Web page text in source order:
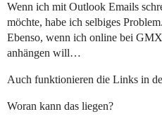
Wenn ich mit Outlook Emails
möchte, habe ich selbiges Problem.
Ebenso, wenn ich online bei
anhängen will…
Auch funktionieren die Links in
Woran kann das liegen?